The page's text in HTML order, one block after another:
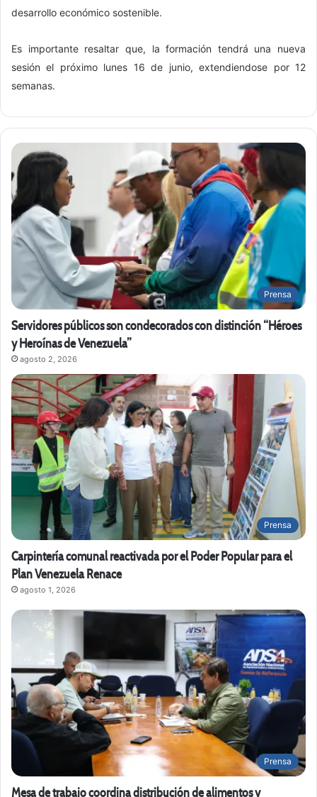
desarrollo económico sostenible.
Es importante resaltar que, la formación tendrá una nueva
sesión el próximo lunes 16 de junio, extendiendose por 12
semanas.
Prensa
Servidores públicos son condecorados con distinción “Héroes
y Heroínas de Venezuela”
agosto 2, 2026
Prensa
Carpintería comunal reactivada por el Poder Popular para el
Plan Venezuela Renace
agosto 1, 2026
Prensa
Mesa de trabajo coordina distribución de alimentos y